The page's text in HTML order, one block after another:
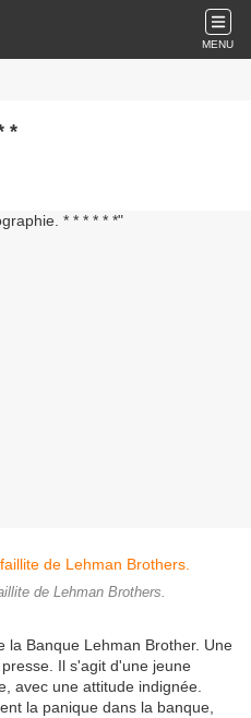
MENU
* * *
de Lehman Brothers.
la Banque Lehman Brother. Une
Il s'agit d'une jeune
avec une attitude indignée.
la panique dans la banque,